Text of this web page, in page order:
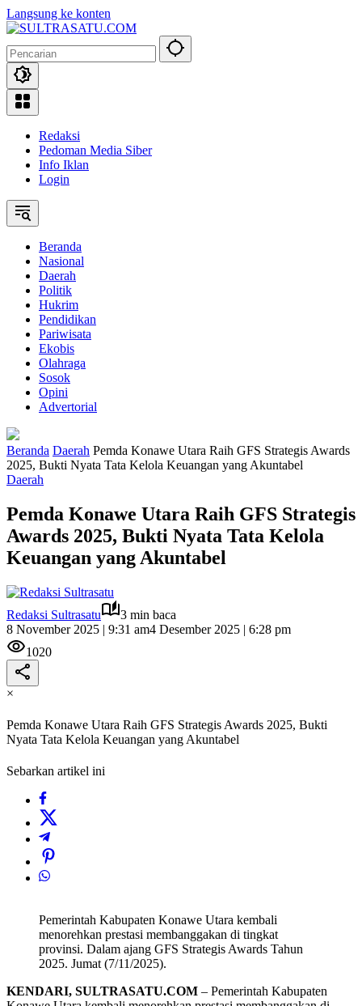
Langsung ke konten
Redaksi
Pedoman Media Siber
Info Iklan
Login
Beranda
Nasional
Daerah
Politik
Hukrim
Pendidikan
Pariwisata
Ekobis
Olahraga
Sosok
Opini
Advertorial
Beranda Daerah Pemda Konawe Utara Raih GFS Strategis Awards
2025, Bukti Nyata Tata Kelola Keuangan yang Akuntabel
Daerah
Pemda Konawe Utara Raih GFS Strategis
Awards 2025, Bukti Nyata Tata Kelola
Keuangan yang Akuntabel
Redaksi Sultrasatu
3 min baca
8 November 2025 | 9:31 am4 Desember 2025 | 6:28 pm
1020
×
Pemda Konawe Utara Raih GFS Strategis Awards 2025, Bukti
Nyata Tata Kelola Keuangan yang Akuntabel
Sebarkan artikel ini
Pemerintah Kabupaten Konawe Utara kembali
menorehkan prestasi membanggakan di tingkat
provinsi. Dalam ajang GFS Strategis Awards Tahun
2025. Jumat (7/11/2025).
KENDARI, SULTRASATU.COM – Pemerintah Kabupaten